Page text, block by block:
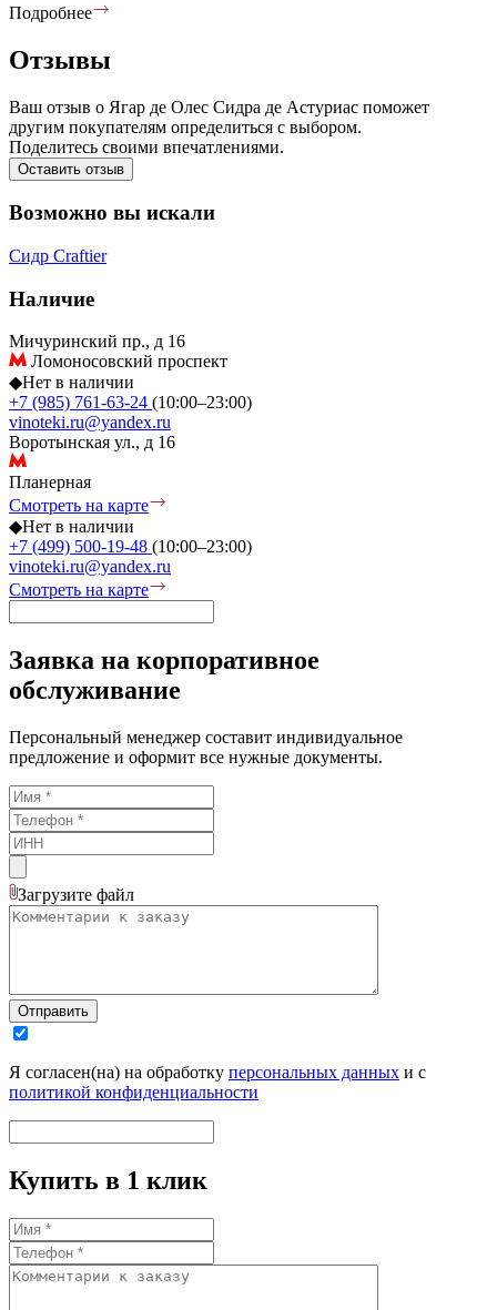
Подробнее
Отзывы
Ваш отзыв о Ягар де Олес Сидра де Астуриас поможет
другим покупателям определиться с выбором.
Поделитесь своими впечатлениями.
Оставить отзыв
Возможно вы искали
Сидр Craftier
Наличие
Мичуринский пр., д 16
Ломоносовский проспект
◆Нет в наличии
+7 (985) 761-63-24 (10:00–23:00)
vinoteki.ru@yandex.ru
Воротынская ул., д 16
Планерная
Смотреть на карте
◆Нет в наличии
+7 (499) 500-19-48 (10:00–23:00)
vinoteki.ru@yandex.ru
Смотреть на карте
Заявка на корпоративное
обслуживание
Персональный менеджер составит индивидуальное
предложение и оформит все нужные документы.
Загрузите файл
Отправить
Я согласен(на) на обработку персональных данных и с
политикой конфиденциальности
Купить в 1 клик